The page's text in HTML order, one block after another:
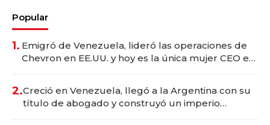
Popular
1. Emigró de Venezuela, lideró las operaciones de
Chevron en EE.UU. y hoy es la única mujer CEO en
2.Creció en Venezuela, llegó a la Argentina con su
título de abogado y construyó un imperio